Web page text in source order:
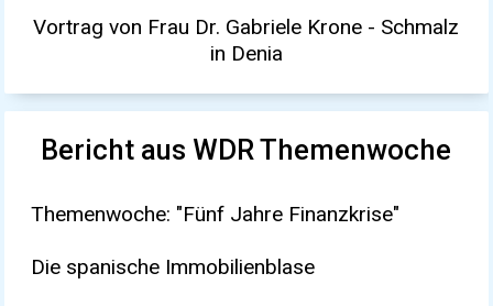
Vortrag von Frau Dr. Gabriele Krone - Schmalz
in Denia
Bericht aus WDR Themenwoche
Themenwoche: "Fünf Jahre Finanzkrise"
Die spanische Immobilienblase